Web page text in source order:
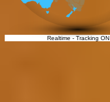
Realtime - Tracking ON